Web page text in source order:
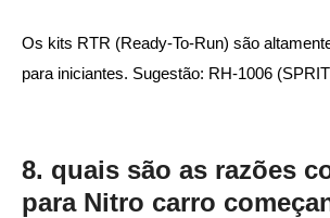
Os kits RTR (Ready-To-Run) são
para iniciantes. Sugestão: RH-1006
8. quais são as razões
para Nitro carro